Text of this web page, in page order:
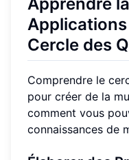
Cercle des
Comprendre le
pour créer de la
comment vous
connaissances de